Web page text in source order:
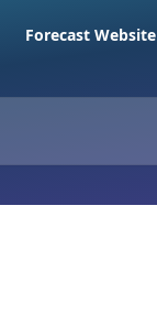
Forecast Website